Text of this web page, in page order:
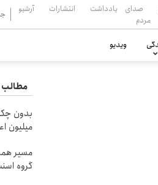
صدای
مردم
یادداشت انتشارات آرشیو
ویدیو
میلیون
مسیر
گروه اسنپ